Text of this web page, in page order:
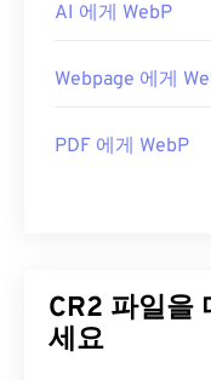
AI 에게 WebP
Webpage 에게
PDF 에게 WebP
CR2 파일을
세요